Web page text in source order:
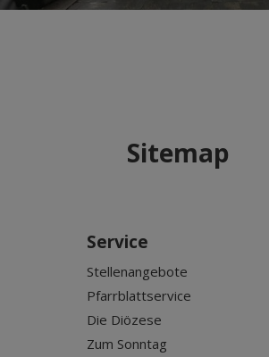
Sitemap
Service
Stellenangebote
Pfarrblattservice
Die Diözese
Zum Sonntag